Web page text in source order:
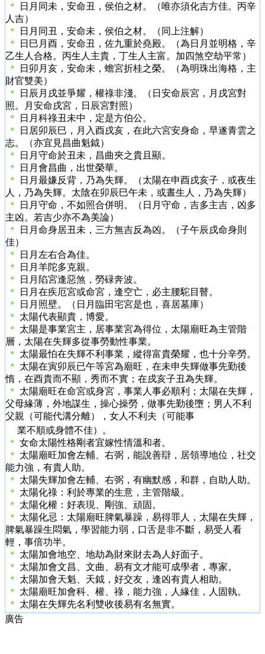
＊
日月同未，安命丑，侯伯之材。（唯亦須化吉方佳。丙辛
人吉）
＊
日月同丑，安命未，侯伯之材。（同上注解）
＊
日巳月酉，安命丑，佐九重於堯殿。（為日月並明格，辛
乙生人合格。丙生人主貴，丁生人主富。加四煞空劫平常）
＊
日卯月亥，安命未，蟾宮折桂之榮。（為明珠出海格，主
財官雙美）
＊
日辰月戌並爭耀，權祿非淺。（日安命辰宮，月戌宮對
照。月安命戌宮，日辰宮對照）
＊
日月科祿丑未中，定是方伯公。
＊
日居卯辰巳，月入酉戌亥，在此六宮安身命，早遂青雲之
志。（亦宜見昌曲魁鉞）
＊
日月守命於丑未，昌曲夾之貴且顯。
＊
日月會昌曲，出世榮華。
＊
日月最嫌反背，乃為失輝。（太陽在申酉戌亥子，或夜生
人，乃為失輝。太陰在卯辰巳午未，或晝生人，乃為失輝）
＊
日月守命，不如照合併明。（日月守命，吉多主吉，凶多
主凶。若吉少亦不為美論）
＊
日月命身居丑未，三方無吉反為凶。（子午辰戌命身則
佳）
＊
日月左右合為佳。
＊
日月羊陀多克親。
＊
日月陷宮逢惡煞，勞碌奔波。
＊
日月在疾厄宮或命宮，逢空亡，必主腰駝目瞽。
＊
日月照壁。（日月臨田宅宮是也，喜居墓庫）
＊ 太陽代表顯貴，博愛。
＊ 太陽是事業宮主，居事業宮為得位，太陽廟旺為主管階
層，太陽在失輝多從事勞動性事業。
＊ 太陽最怕在失輝不利事業，縱得富貴榮耀，也十分辛勞。
＊ 太陽在寅卯辰已午等宮為廟旺，在未申失輝做事先勤後
惰，在酉貴而不顯，秀而不實；在戍亥子丑為失輝。
＊ 太陽廟旺在命宮或身宮，事業人事必順利；太陽在失輝，
父母緣薄，外地謀生，操心操勞，做事先勤後墮；男人不利
父親（可能代溝分離），女人不利夫（可能事
業不順或身體不佳）。
＊ 女命太陽性格剛者宜嫁性情溫和者。
＊ 太陽廟旺加會左輔、右弼，能說善辯，居領導地位，社交
能力強，有貴人助。
＊ 太陽失輝加會左輔、右弼，有幽默感，和群，自助人助。
＊ 太陽化祿：利於專業的生意，主管階級。
＊ 太陽化權：好表現、剛強、頑固。
＊ 太陽化忌：太陽廟旺脾氣暴躁，易得罪人，太陽在失輝，
脾氣暴躁生悶氣，學習能力弱，口舌是非不斷，易受人看
輕，事倍功半。
＊ 太陽加會地空、地劫為財來財去為人好面子。
＊ 太陽加會文昌、文曲、易有文才能可成學者，專家。
＊ 太陽加會天魁、天鉞，好交友，逢凶有貴人相助。
＊ 太陽廟旺加會科、權、祿，能力強，人緣佳，人固執。
＊ 太陽在失輝先名利雙收後易有名無實。
廣告